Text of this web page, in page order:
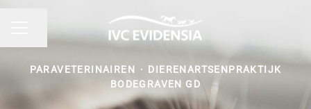
CARRIÈREMENU
Pagina delen
PARAVETERINAIREN · DIERENARTSENPRAKTIJK
BODEGRAVEN GD